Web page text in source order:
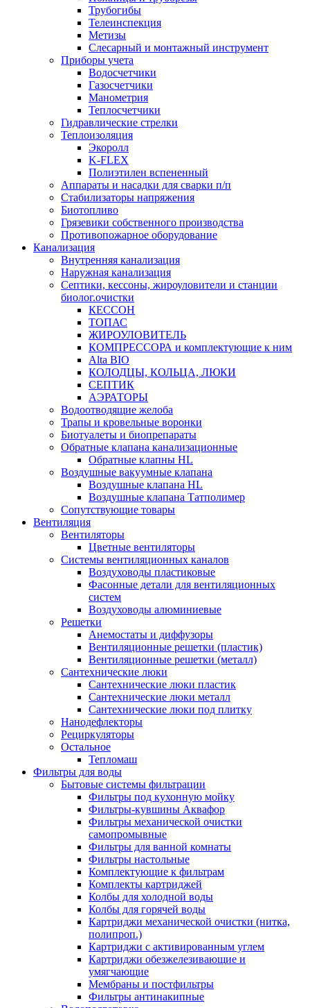
Трубогибы
Телеинспекция
Метизы
Слесарный и монтажный инструмент
Приборы учета
Водосчетчики
Газосчетчики
Манометрия
Теплосчетчики
Гидравлические стрелки
Теплоизоляция
Экоролл
K-FLEX
Полиэтилен вспененный
Аппараты и насадки для сварки п/п
Стабилизаторы напряжения
Биотопливо
Грязевики собственного производства
Противопожарное оборудование
Канализация
Внутренняя канализация
Наружная канализация
Септики, кессоны, жироуловители и станции
биолог.очистки
КЕССОН
ТОПАС
ЖИРОУЛОВИТЕЛЬ
КОМПРЕССОРА и комплектующие к ним
Alta BIO
КОЛОДЦЫ, КОЛЬЦА, ЛЮКИ
СЕПТИК
АЭРАТОРЫ
Водоотводящие желоба
Трапы и кровельные воронки
Биотуалеты и биопрепараты
Обратные клапана канализационные
Обратные клапны HL
Воздушные вакуумные клапана
Воздушные клапана HL
Воздушные клапана Татполимер
Сопутствующие товары
Вентиляция
Вентиляторы
Цветные вентиляторы
Системы вентиляционных каналов
Воздуховоды пластиковые
Фасонные детали для вентиляционных
систем
Воздуховоды алюминиевые
Решетки
Анемостаты и диффузоры
Вентиляционные решетки (пластик)
Вентиляционные решетки (металл)
Сантехнические люки
Сантехнические люки пластик
Сантехнические люки металл
Сантехнические люки под плитку
Нанодефлекторы
Рециркуляторы
Остальное
Тепломаш
Фильтры для воды
Бытовые системы фильтрации
Фильтры под кухонную мойку
Фильтры-кувшины Аквафор
Фильтры механической очистки
самопромывные
Фильтры для ванной комнаты
Фильтры настольные
Комплектующие к фильтрам
Комплекты картриджей
Колбы для холодной воды
Колбы для горячей воды
Картриджи механической очистки (нитка,
полипроп.)
Картриджи с активированным углем
Картриджи обезжелезивающие и
умягчающие
Мембраны и постфильтры
Фильтры антинакипные